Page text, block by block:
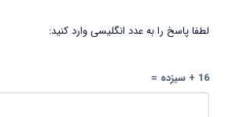
لطفا پاسخ را به عدد انگلیسی وارد کنید:
16 + سیزده =